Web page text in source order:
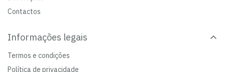
Contactos
Informações legais
Termos e condições
Política de privacidade